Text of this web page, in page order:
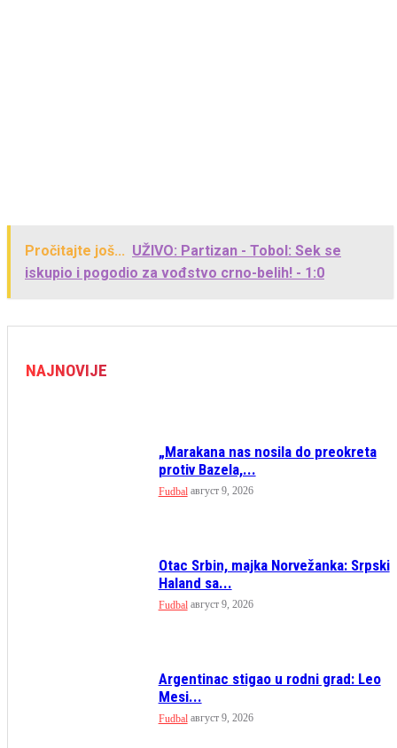
Pročitajte još... UŽIVO: Partizan - Tobol: Sek se
iskupio i pogodio za vođstvo crno-belih! - 1:0
NAJNOVIJE
„Marakana nas nosila do preokreta
protiv Bazela,...
Fudbal август 9, 2026
Otac Srbin, majka Norvežanka: Srpski
Haland sa...
Fudbal август 9, 2026
Argentinac stigao u rodni grad: Leo
Mesi...
Fudbal август 9, 2026